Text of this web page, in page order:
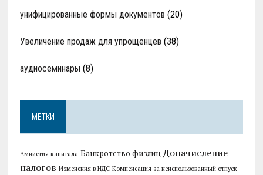
унифицированные формы документов (20)
Увеличение продаж для упрощенцев (38)
аудиосеминары (8)
МЕТКИ
Амнистия капитала Банкротство физлиц Доначисление
налогов Изменения в НДС Компенсация за неиспользованный отпуск